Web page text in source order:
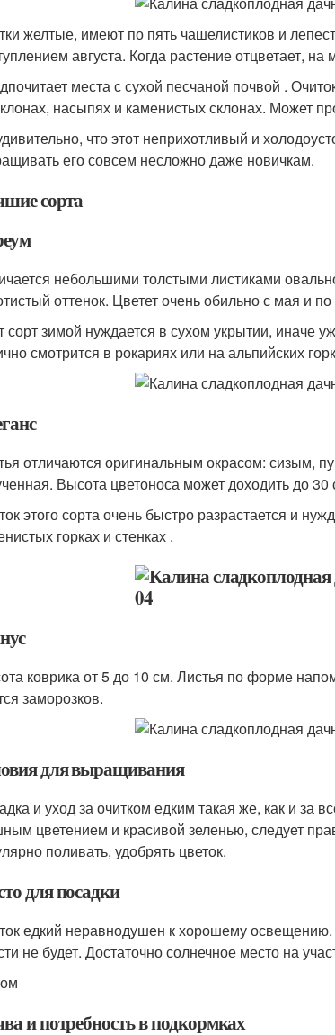
желтые, имеют по пять чашелистиков и
августа. Когда растение отцветает,
места с сухой песчаной почвой .
насыпях и каменистых склонах. Может
что этот неприхотливый и
его совсем несложно даже новичкам.
сорта
небольшими толстыми листиками
оттенок. Цветет очень обильно с мая и
сорт зимой нуждается в сухом укрытии, иначе
смотрится в рокариях или на альпийских
отличаются оригинальным окрасом: сизым,
Высота цветоноса может доходить до 30
этого сорта очень быстро разрастается и
горках и стенках .
коврика от 5 до 10 см. Листья по форме
заморозков.
для выращивания
и уход за очитком едким такая же, как и за
цветением и красивой зеленью, следует
поливать, удобрять цветок.
для посадки
едкий неравнодушен к хорошему
не будет. Достаточно солнечное место на
и потребность в подкормках